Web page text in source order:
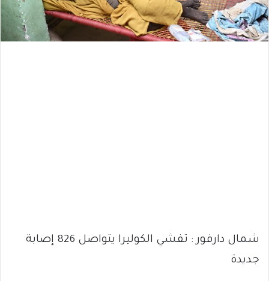
شمال دارفور : تفشي الكوليرا يتواصل 826 إصابة
جديدة